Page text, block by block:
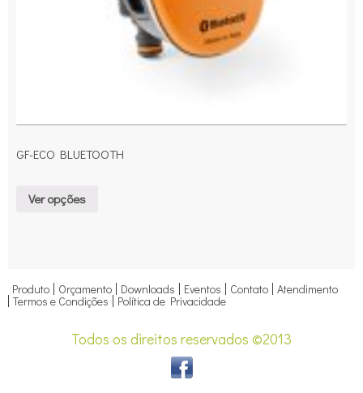
GF-ECO BLUETOOTH
Ver opções
Produto Orçamento Downloads Eventos Contato Atendimento
Termos e Condições Política de Privacidade
Todos os direitos reservados ©2013